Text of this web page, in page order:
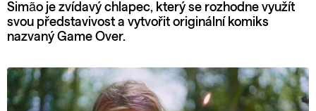
Simão je zvídavý chlapec, který se rozhodne využít
svou představivost a vytvořit originální komiks
nazvaný Game Over.